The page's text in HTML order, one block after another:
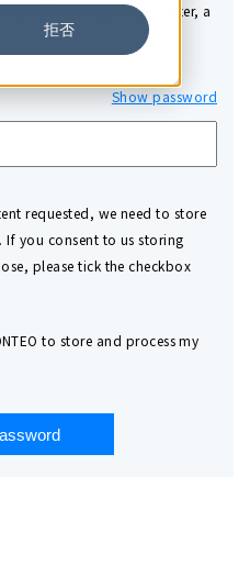
拒否
letter, an uppercase letter, a
Show password
requested, we need to store
If you consent to us storing
please tick the checkbox
to store and process my